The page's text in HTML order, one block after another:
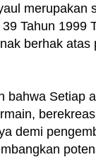
merupakan
Tahun 1999
berhak
bahwa Setiap
demi